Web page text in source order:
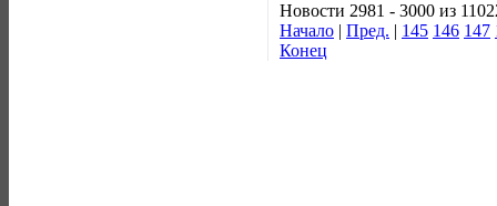
Новости 2981 - 3000 из
Начало | Пред. | 145 146 147
Конец